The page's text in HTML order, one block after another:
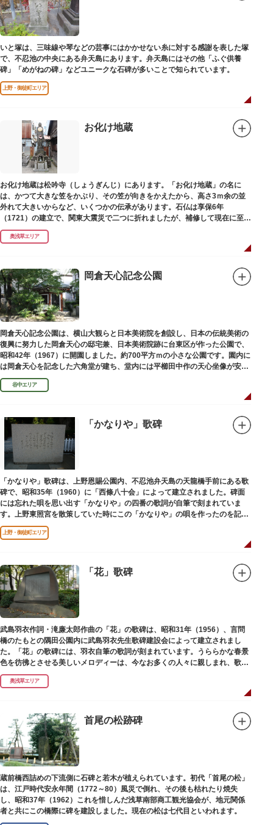
いと塚は、三味線や琴などの芸事にはかかせない糸に対する感謝を表した塚
で、不忍池の中央にある弁天島にあります。弁天島にはその他「ふぐ供養
碑」「めがねの碑」などユニークな石碑が多いことで知られています。
上野・御徒町エリア
お化け地蔵
お化け地蔵は松吟寺（しょうぎんじ）にあります。「お化け地蔵」の名に
は、かつて大きな笠をかぶり、その笠が向きをかえたから、高さ3ｍ余の並
外れて大きいからなど、いくつかの伝承があります。石仏は享保6年
（1721）の建立で、関東大震災で二つに折れましたが、補修して現在に至っ
ています。常夜灯は、寛政2年（1790）に建てられました。
奥浅草エリア
岡倉天心記念公園
岡倉天心記念公園は、横山大観らと日本美術院を創設し、日本の伝統美術の
復興に努力した岡倉天心の邸宅兼、日本美術院跡に台東区が作った公園で、
昭和42年（1967）に開園しました。約700平方ｍの小さな公園です。園内に
は岡倉天心を記念した六角堂が建ち、堂内には平櫛田中作の天心坐像が安置
されています。
谷中エリア
「かなりや」歌碑
「かなりや」歌碑は、上野恩賜公園内、不忍池弁天島の天龍橋手前にある歌
碑で、昭和35年（1960）に「西條八十会」によって建立されました。碑面
には忘れた唄を思い出す「かなりや」の四番の歌詞が自筆で刻まれていま
す。上野東照宮を散策していた時にこの「かなりや」の唄を作ったのを記念
してこの地に建てられました。
上野・御徒町エリア
「花」歌碑
武島羽衣作詞・滝廉太郎作曲の「花」の歌碑は、昭和31年（1956）、言問
橋のたもとの隅田公園内に武島羽衣先生歌碑建設会によって建立されまし
た。「花」の歌碑には、羽衣自筆の歌詞が刻まれています。うららかな春景
色を彷彿とさせる美しいメロディーは、今なお多くの人々に親しまれ、歌い
つがれています。
奥浅草エリア
首尾の松跡碑
蔵前橋西詰めの下流側に石碑と若木が植えられています。初代「首尾の松」
は、江戸時代安永年間（1772～80）風災で倒れ、その後も枯れたり焼失
し、昭和37年（1962）これを惜しんだ浅草南部商工観光協会が、地元関係
者と共にこの橋際に碑を建設しました。現在の松は七代目といわれます。